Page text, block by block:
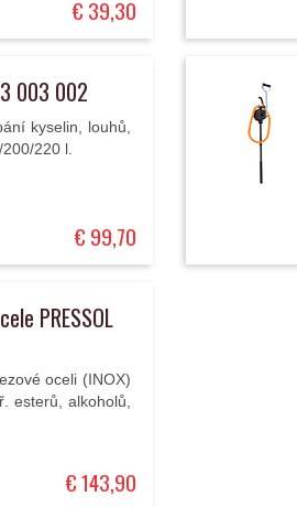
€ 39,30
003 002
kyselin, louhů,
220 l.
€ 99,70
PRESSOL
oceli (INOX)
esterů, alkoholů,
€ 143,90